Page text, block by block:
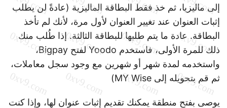
إلى ماليزيا، ثم خذ فقط البطاقة الماليزية (عادةً لن يطلب
إثبات العنوان عند تغيير العنوان لأول مرة، لأنك لم تأخذ
البطاقة. عادة ما يتم طلبها للبطاقة الثالثة. إذا طُلب منك
ذلك للمرة الأولى، فاستخدم Yoodo لفتح Bigpay،
واستخدمه لمدة شهر أو شهرين مع وجود سجل معاملات،
ثم قم بتحويله إلى MY Wise)
يوصى بفتح منطقة يمكنك تقديم إثبات عنوان لها، وإذا كنت